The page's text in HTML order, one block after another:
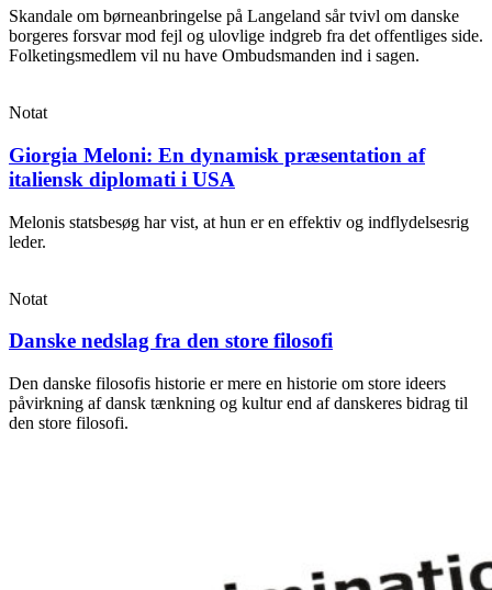
Skandale om børneanbringelse på Langeland sår tvivl om danske
borgeres forsvar mod fejl og ulovlige indgreb fra det offentliges side.
Folketingsmedlem vil nu have Ombudsmanden ind i sagen.
Notat
Giorgia Meloni: En dynamisk præsentation af
italiensk diplomati i USA
Melonis statsbesøg har vist, at hun er en effektiv og indflydelsesrig
leder.
Notat
Danske nedslag fra den store filosofi
Den danske filosofis historie er mere en historie om store ideers
påvirkning af dansk tænkning og kultur end af danskeres bidrag til
den store filosofi.